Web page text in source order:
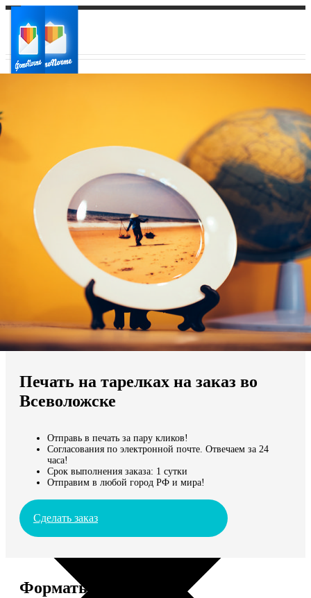
Ваш регион доставки
Выберите из списка:
Мы доставляем по всему миру
Продолжить без города
Печать на тарелках на заказ во
Всеволожске
Отправь в печать за пару кликов!
Согласования по электронной почте. Отвечаем за 24
часа!
Срок выполнения заказа: 1 сутки
Отправим в любой город РФ и мира!
Сделать заказ
Форматы и цены